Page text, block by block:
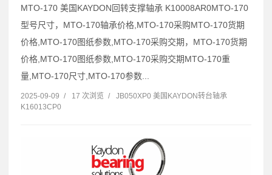
MTO-170 美国KAYDON回转支撑轴承 K10008AR0MTO-170
型号尺寸，MTO-170轴承价格,MTO-170采购MTO-170货期
价格,MTO-170图纸参数,MTO-170采购交期，MTO-170货期
价格,MTO-170图纸参数,MTO-170采购交期MTO-170重
量,MTO-170尺寸,MTO-170参数...
2025-09-09 / 17 次浏览 /
JB050XP0 美国KAYDON转台轴承
K16013CP0